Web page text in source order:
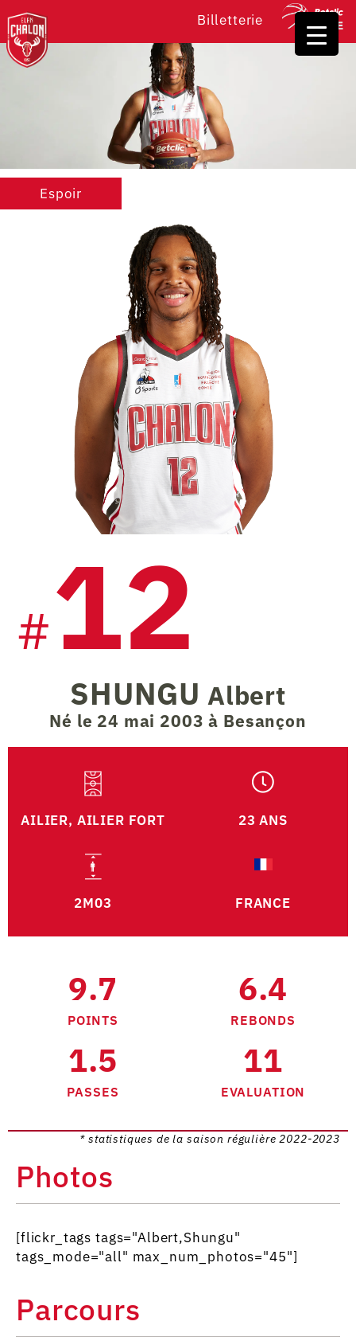
Billetterie
Espoir
#12
SHUNGU Albert
Né le 24 mai 2003 à Besançon
AILIER, AILIER FORT 23 ANS
2M03 FRANCE
9.7
POINTS
6.4
REBONDS
1.5
PASSES
11
EVALUATION
* statistiques de la saison régulière 2022-2023
Photos
[flickr_tags tags="Albert,Shungu"
tags_mode="all" max_num_photos="45"]
Parcours